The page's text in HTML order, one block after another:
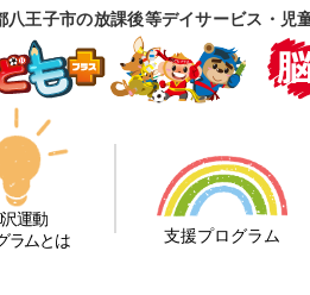
八王子市の放課後等デイサービス・児
運動
ラムとは
支援プログラム